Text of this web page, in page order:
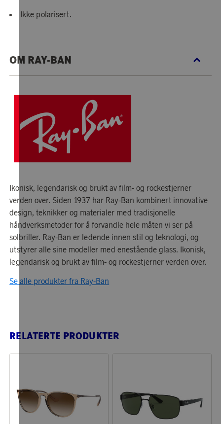
Ikke polarisert.
OM RAY-BAN
Ikonisk, legendarisk og brukt av film- og rockestjerner
verden over. Siden 1937 har Ray-Ban kombinert innovative
design, teknikker og materialer med tradisjonelle
håndverksmetoder for å forvandle hele måten vi ser på
solbriller. Ray-Ban er ledende innen stil og teknologi, og
utstyrer alle sine modeller med enestående glass. Ikonisk,
legendarisk og brukt av film- og rockestjerner verden over.
Se alle produkter fra Ray-Ban
RELATERTE PRODUKTER